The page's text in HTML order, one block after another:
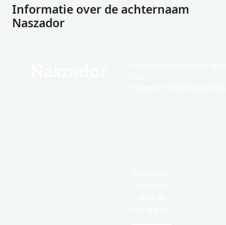
Informatie over de achternaam
Naszador